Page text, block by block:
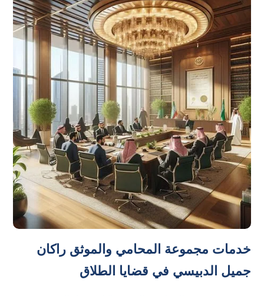
خدمات مجموعة المحامي والموثق راكان
جميل الدبيسي في قضايا الطلاق